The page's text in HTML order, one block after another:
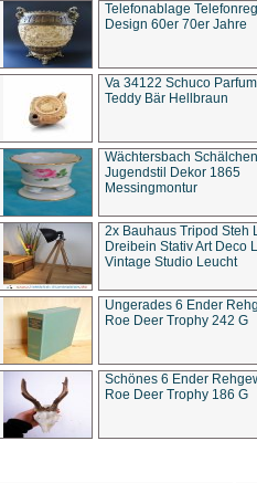
Telefonablage
Design 60er 70er Jahre
Va 34122 Schuco
Teddy Bär Hellbraun
Wächtersbach Schälchen
Jugendstil Dekor 1865
Messingmontur
2x Bauhaus Tripod Steh
Dreibein Stativ Art Deco
Vintage Studio Leucht
Ungerades 6 Ender
Roe Deer Trophy 242 G
Schönes 6 Ender
Roe Deer Trophy 186 G